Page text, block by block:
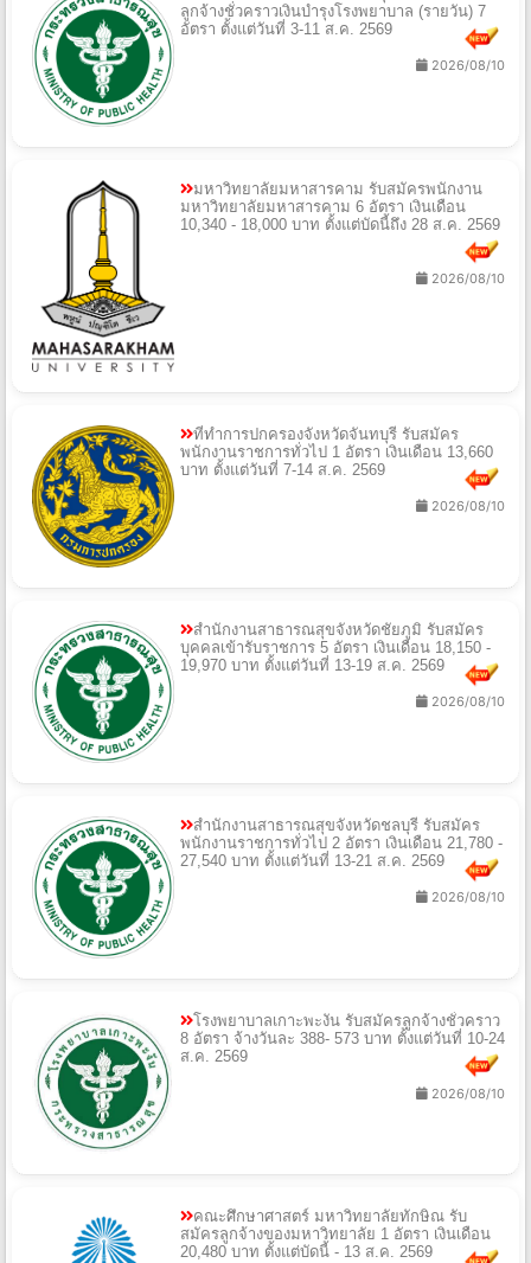
ลูกจ้างชั่วคราวเงินบำรุงโรงพยาบาล (รายวัน) 7
อัตรา ตั้งแต่วันที่ 3-11 ส.ค. 2569
2026/08/10
มหาวิทยาลัยมหาสารคาม รับสมัครพนักงาน
มหาวิทยาลัยมหาสารคาม 6 อัตรา เงินเดือน
10,340 - 18,000 บาท ตั้งแต่บัดนี้ถึง 28 ส.ค. 2569
2026/08/10
ที่ทำการปกครองจังหวัดจันทบุรี รับสมัคร
พนักงานราชการทั่วไป 1 อัตรา เงินเดือน 13,660
บาท ตั้งแต่วันที่ 7-14 ส.ค. 2569
2026/08/10
สำนักงานสาธารณสุขจังหวัดชัยภูมิ รับสมัคร
บุคคลเข้ารับราชการ 5 อัตรา เงินเดือน 18,150 -
19,970 บาท ตั้งแต่วันที่ 13-19 ส.ค. 2569
2026/08/10
สำนักงานสาธารณสุขจังหวัดชลบุรี รับสมัคร
พนักงานราชการทั่วไป 2 อัตรา เงินเดือน 21,780 -
27,540 บาท ตั้งแต่วันที่ 13-21 ส.ค. 2569
2026/08/10
โรงพยาบาลเกาะพะงัน รับสมัครลูกจ้างชั่วคราว
8 อัตรา จ้างวันละ 388- 573 บาท ตั้งแต่วันที่ 10-24
ส.ค. 2569
2026/08/10
คณะศึกษาศาสตร์ มหาวิทยาลัยทักษิณ รับ
สมัครลูกจ้างของมหาวิทยาลัย 1 อัตรา เงินเดือน
20,480 บาท ตั้งแต่บัดนี้ - 13 ส.ค. 2569